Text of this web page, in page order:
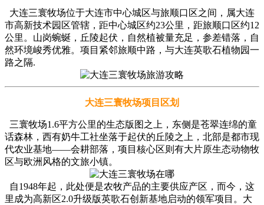
大连三寰牧场位于大连市中心城区与旅顺口区之间，属大连
市高新技术园区管辖，距中心城区约23公里，距旅顺口区约12
公里。山岗蜿蜒，丘陵起伏，自然植被量充足，参差错落，自
然环境峻秀优雅。项目紧邻旅顺中路，与大连英歌石植物园一
路之隔.
大连三寰牧场项目区划
三寰牧场1.6平方公里的生态版图之上，东侧是苍翠连绵的童
话森林，西有奶牛工社坐落于起伏的丘陵之上，北部是都市现
代农业基地——会耕部落，项目核心区则有大片原生态动物牧
区与欧洲风格的文旅小镇。
自1948年起，此处便是农牧产品的主要供应产区，而今，这
里成为高新区2.0升级版英歌石创新基地启动的领军项目。大